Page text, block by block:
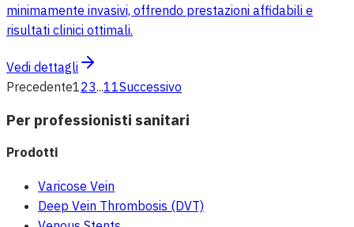
minimamente invasivi, offrendo prestazioni affidabili e
risultati clinici ottimali.
Vedi dettagli
Precedente123...11Successivo
Per professionisti sanitari
Prodotti
Varicose Vein
Deep Vein Thrombosis (DVT)